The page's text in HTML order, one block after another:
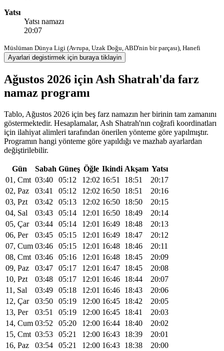
Yatsı
Yatsı namazı
20:07
Müslüman Dünya Ligi (Avrupa, Uzak Doğu, ABD'nin bir parçası), Hanefi
Ayarlari degistirmek için buraya tiklayin
Ağustos 2026 için Ash Shatrah'da farz
namaz programı
Tablo, Ağustos 2026 için beş farz namazın her birinin tam zamanını
göstermektedir. Hesaplamalar, Ash Shatrah'nın coğrafi koordinatları
için ilahiyat alimleri tarafından önerilen yönteme göre yapılmıştır.
Programın hangi yönteme göre yapıldığı ve mazhab ayarlardan
değiştirilebilir.
Gün Sabah Güneş Öğle Ikindi Akşam Yatsı
01, Cmt 03:40 05:12 12:02 16:51 18:51
20:17
02, Paz
03:41 05:12 12:02 16:50 18:51
20:16
03, Pzt
03:42 05:13 12:02 16:50 18:50
20:15
04, Sal
03:43 05:14 12:01 16:50 18:49
20:14
05, Çar
03:44 05:14 12:01 16:49 18:48
20:13
06, Per
03:45 05:15 12:01 16:49 18:47
20:12
07, Cum 03:46 05:15 12:01 16:48 18:46
20:11
08, Cmt 03:46 05:16 12:01 16:48 18:45
20:09
09, Paz
03:47 05:17 12:01 16:47 18:45
20:08
10, Pzt
03:48 05:17 12:01 16:46 18:44
20:07
11, Sal
03:49 05:18 12:01 16:46 18:43
20:06
12, Çar
03:50 05:19 12:00 16:45 18:42
20:05
13, Per
03:51 05:19 12:00 16:45 18:41
20:03
14, Cum 03:52 05:20 12:00 16:44 18:40
20:02
15, Cmt 03:53 05:21 12:00 16:43 18:39
20:01
16, Paz
03:54 05:21 12:00 16:43 18:38
20:00